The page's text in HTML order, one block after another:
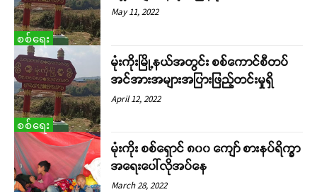
စစ်ရေး
May 11, 2022
စစ်ရေး
မုံးကိုးမြို့နယ်အတွင်း စစ်ကောင်စီတပ်
အင်အားအများအပြားဖြည့်တင်းမှုရှိ
April 12, 2022
မုံးကိုး စစ်ရှောင် ၈၀၀ ကျော် စားနပ်ရိက္ခာ
အရေးပေါ်လိုအပ်နေ
March 28, 2022